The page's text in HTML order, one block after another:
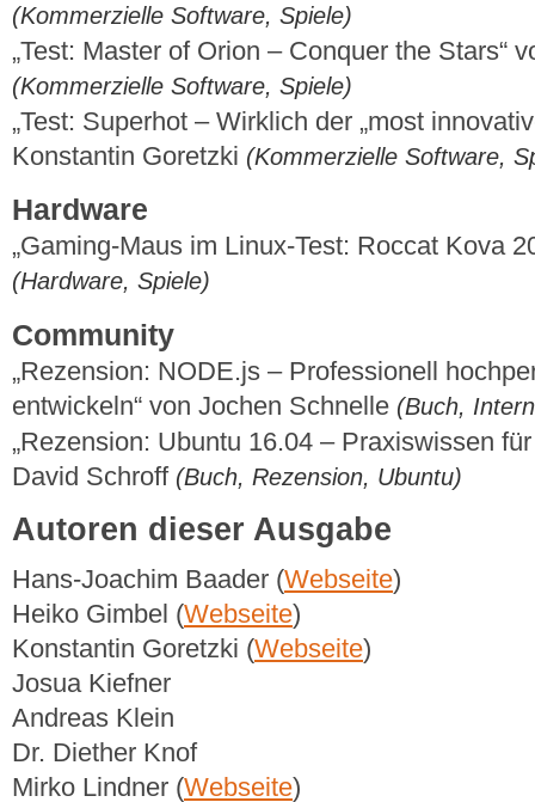
(Kommerzielle Software, Spiele)
„Test: Master of Orion – Conquer the Stars“
(Kommerzielle Software, Spiele)
„Test: Superhot – Wirklich der „most
Konstantin Goretzki (Kommerzielle Software,
Hardware
„Gaming-Maus im Linux-Test: Roccat Kova
(Hardware, Spiele)
Community
„Rezension: NODE.js – Professionell
entwickeln“ von Jochen Schnelle (Buch,
„Rezension: Ubuntu 16.04 – Praxiswissen
David Schroff (Buch, Rezension, Ubuntu)
Autoren dieser Ausgabe
Hans-Joachim Baader (Webseite)
Heiko Gimbel (Webseite)
Konstantin Goretzki (Webseite)
Josua Kiefner
Andreas Klein
Dr. Diether Knof
Mirko Lindner (Webseite)